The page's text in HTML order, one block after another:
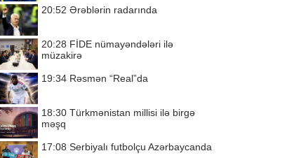
20:52 Ərəblərin radarında
20:28 FİDE nümayəndələri ilə
müzakirə
19:34 Rəsmən “Real”da
18:30 Türkmənistan millisi ilə birgə
məşq
17:08 Serbiyalı futbolçu Azərbaycanda